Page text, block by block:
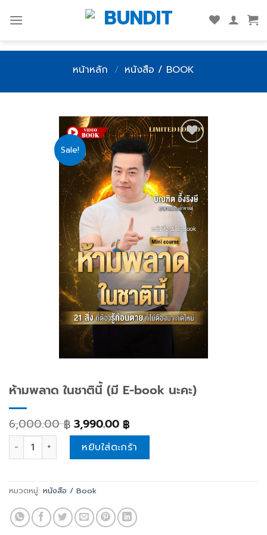
content
หน้าหลัก / หนังสือ / BOOK
Sale!
Add
to
wishlist
ห้ามพลาด ในชาตินี้ (มี E-book นะคะ)
6,000.00฿ 3,990.00 ฿
ห้ามพลาด ในชาตินี้ (มี E-book นะคะ) quantity
หยิบใส่ตะกร้า
หมวดหมู่: หนังสือ / Book